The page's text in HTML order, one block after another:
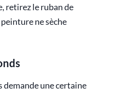
retirez le ruban de
ne sèche
demande une certaine